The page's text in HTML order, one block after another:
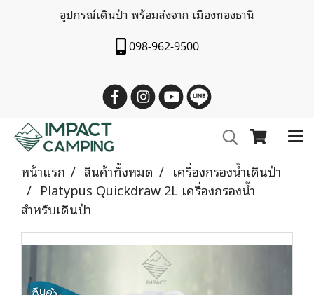
อุปกรณ์เดินป่า พร้อมส่งจาก เมืองทองธานี
098-962-9500
หน้าแรก สินค้าทั้งหมด
เครื่องกรองน้ำเดินป่า
Platypus Quickdraw 2L เครื่องกรองน้ำ
สำหรับเดินป่า